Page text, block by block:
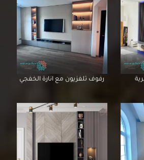
رفوف تلفزيون مع انارة الخفجي